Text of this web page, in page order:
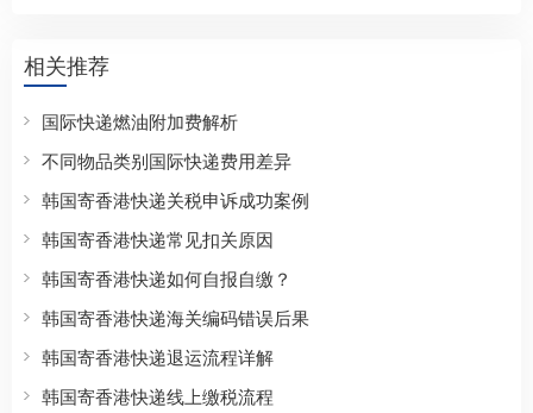
相关推荐
国际快递燃油附加费解析
不同物品类别国际快递费用差异
韩国寄香港快递关税申诉成功案例
韩国寄香港快递常见扣关原因
韩国寄香港快递如何自报自缴？
韩国寄香港快递海关编码错误后果
韩国寄香港快递退运流程详解
韩国寄香港快递线上缴税流程